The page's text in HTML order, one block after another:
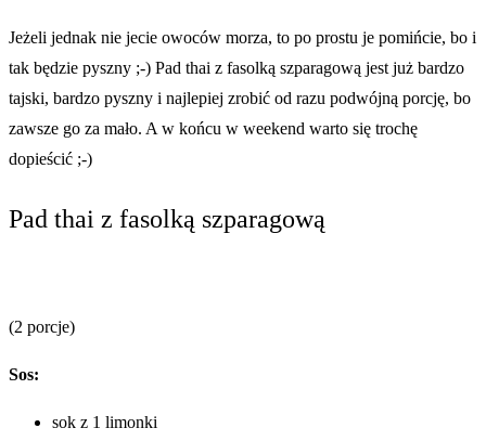
Jeżeli jednak nie jecie owoców morza, to po prostu je pomińcie, bo i
tak będzie pyszny ;-) Pad thai z fasolką szparagową jest już bardzo
tajski, bardzo pyszny i najlepiej zrobić od razu podwójną porcję, bo
zawsze go za mało. A w końcu w weekend warto się trochę
dopieścić ;-)
Pad thai z fasolką szparagową
(2 porcje)
Sos:
sok z 1 limonki